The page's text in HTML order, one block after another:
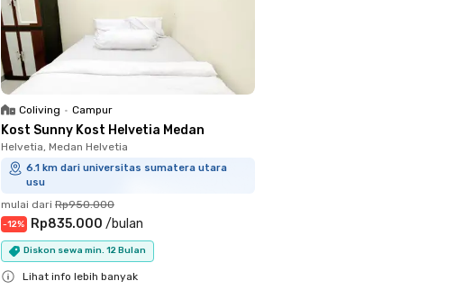
Coliving • Campur
Kost Sunny Kost Helvetia Medan
Helvetia, Medan Helvetia
6.1 km dari universitas sumatera utara
usu
mulai dari Rp950.000
-12% Rp835.000 /bulan
Diskon sewa min. 12 Bulan
Lihat info lebih banyak